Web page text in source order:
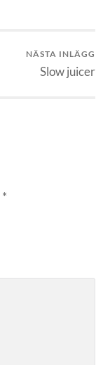
NÄSTA INLÄGG
Slow juicer
*